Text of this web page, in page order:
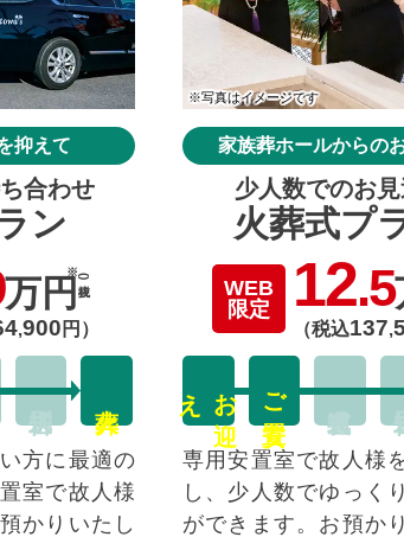
抑えて
合わせ
ン
万円 (税抜)
,900 円）
方に最適の
室で故人様
かりいたし
※写真はイメージです
家族葬ホールからの
少人数でのお見
火葬式プ
WEB
限定
12.5
（税込137,
お
迎
え ご安置
専用安置室で故人様
し、少人数でゆっく
ができます。お預か